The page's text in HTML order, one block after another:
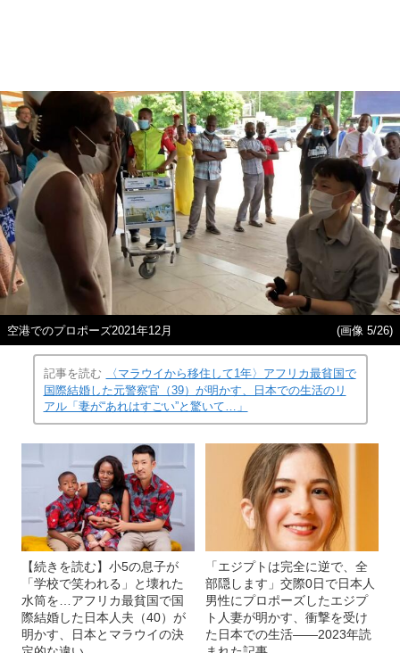
空港でのプロポーズ2021年12月 (画像 5/26)
記事を読む
〈マラウイから移住して1年〉アフリカ最貧国で
国際結婚した元警察官（39）が明かす、日本での生活のリ
アル「妻が“あれはすごい”と驚いて…」
【続きを読む】小5の息子が
「学校で笑われる」と壊れた
水筒を…アフリカ最貧国で国
際結婚した日本人夫（40）が
明かす、日本とマラウイの決
「エジプトは完全に逆で、全
部隠します」交際0日で日本人
男性にプロポーズしたエジプ
ト人妻が明かす、衝撃を受け
た日本での生活――2023年読